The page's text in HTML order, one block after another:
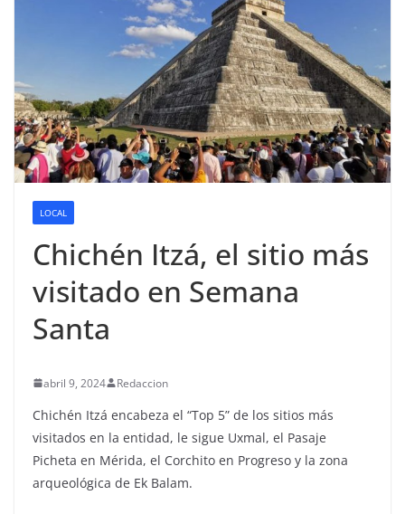
LOCAL
Chichén Itzá, el sitio más
visitado en Semana
Santa
abril 9, 2024 Redaccion
Chichén Itzá encabeza el “Top 5” de los sitios más
visitados en la entidad, le sigue Uxmal, el Pasaje
Picheta en Mérida, el Corchito en Progreso y la zona
arqueológica de Ek Balam.